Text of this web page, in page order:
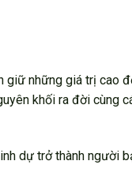
giữ những giá trị cao
khối ra đời cùng
dự trở thành người